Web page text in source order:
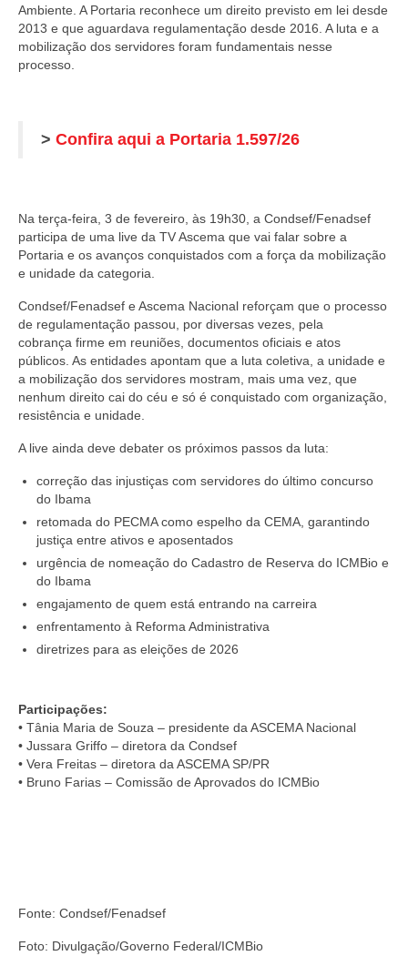
Ambiente. A Portaria reconhece um direito previsto em lei desde
2013 e que aguardava regulamentação desde 2016. A luta e a
mobilização dos servidores foram fundamentais nesse
processo.
> Confira aqui a Portaria 1.597/26
Na terça-feira, 3 de fevereiro, às 19h30, a Condsef/Fenadsef
participa de uma live da TV Ascema que vai falar sobre a
Portaria e os avanços conquistados com a força da mobilização
e unidade da categoria.
Condsef/Fenadsef e Ascema Nacional reforçam que o processo
de regulamentação passou, por diversas vezes, pela
cobrança firme em reuniões, documentos oficiais e atos
públicos. As entidades apontam que a luta coletiva, a unidade e
a mobilização dos servidores mostram, mais uma vez, que
nenhum direito cai do céu e só é conquistado com organização,
resistência e unidade.
A live ainda deve debater os próximos passos da luta:
correção das injustiças com servidores do último concurso
do Ibama
retomada do PECMA como espelho da CEMA, garantindo
justiça entre ativos e aposentados
urgência de nomeação do Cadastro de Reserva do ICMBio e
do Ibama
engajamento de quem está entrando na carreira
enfrentamento à Reforma Administrativa
diretrizes para as eleições de 2026
Participações:
• Tânia Maria de Souza – presidente da ASCEMA Nacional
• Jussara Griffo – diretora da Condsef
• Vera Freitas – diretora da ASCEMA SP/PR
• Bruno Farias – Comissão de Aprovados do ICMBio
Fonte: Condsef/Fenadsef
Foto: Divulgação/Governo Federal/ICMBio